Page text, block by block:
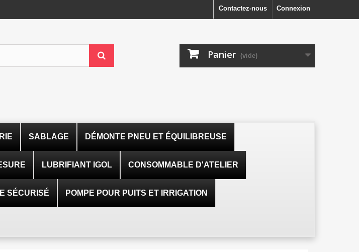
Connexion
Contactez-nous
Panier (vide)
SABLAGE DÉMONTE PNEU ET ÉQUILIBREUSE
LUBRIFIANT IGOL CONSOMMABLE D'ATELIER
SÉCURISÉ POMPE POUR PUITS ET IRRIGATION